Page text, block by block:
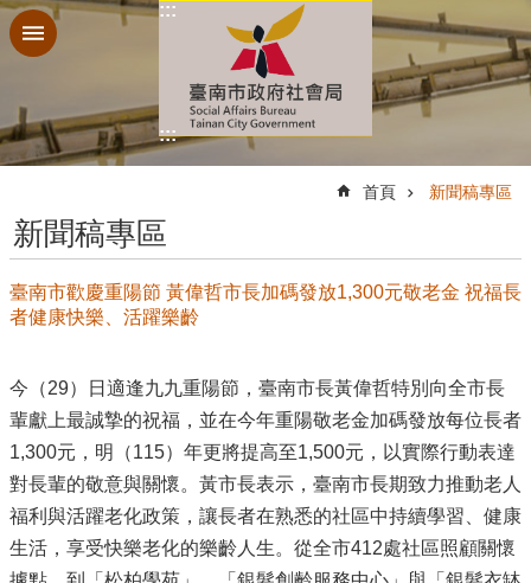
跳到主要內容區塊
:::
:::
首頁 新聞稿專區
新聞稿專區
臺南市歡慶重陽節 黃偉哲市長加碼發放1,300元敬老金 祝福長
者健康快樂、活躍樂齡
今（29）日適逢九九重陽節，臺南市長黃偉哲特別向全市長
輩獻上最誠摯的祝福，並在今年重陽敬老金加碼發放每位長者
1,300元，明（115）年更將提高至1,500元，以實際行動表達
對長輩的敬意與關懷。黃市長表示，臺南市長期致力推動老人
福利與活躍老化政策，讓長者在熟悉的社區中持續學習、健康
生活，享受快樂老化的樂齡人生。從全市412處社區照顧關懷